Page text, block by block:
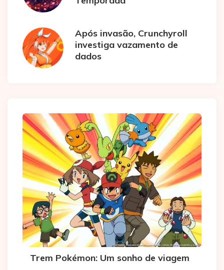
Após invasão, Crunchyroll
investiga vazamento de
dados
Trem Pokémon: Um sonho de viagem